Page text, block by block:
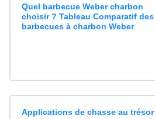
Quel barbecue Weber charbon
choisir ? Tableau Comparatif des
barbecues à charbon Weber
Applications de chasse au trésor